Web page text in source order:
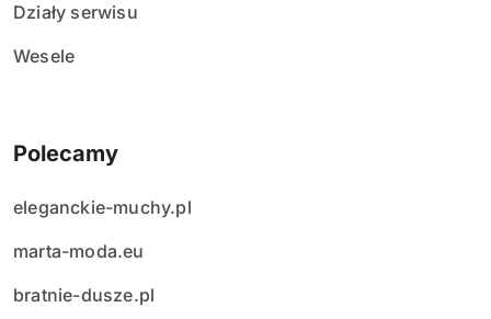
Działy serwisu
Wesele
Polecamy
eleganckie-muchy.pl
marta-moda.eu
bratnie-dusze.pl